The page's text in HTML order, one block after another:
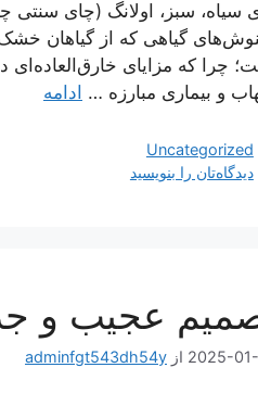
گیاهی که از گیاهان
و بیماری مبارزه … ادامه
دسته‌ها
Uncategorized
دیدگاه‌تان را بنویسید
عجیب و
2025- از adminfgt543dh54y